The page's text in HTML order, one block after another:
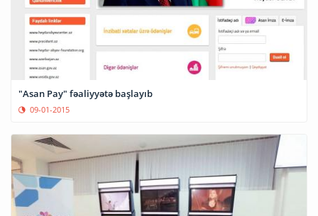
"Asan Pay" fəaliyyətə başlayıb
09-01-2015